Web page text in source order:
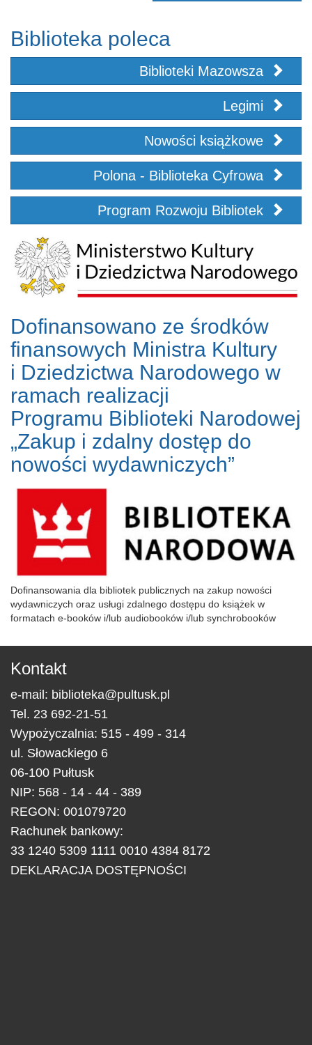
Biblioteka poleca
Biblioteki Mazowsza
Legimi
Nowości książkowe
Polona - Biblioteka Cyfrowa
Program Rozwoju Bibliotek
Dofinansowano ze środków
finansowych Ministra Kultury
i Dziedzictwa Narodowego w
ramach realizacji
Programu Biblioteki Narodowej
„Zakup i zdalny dostęp do
nowości wydawniczych”
Dofinansowania dla bibliotek publicznych na zakup nowości
wydawniczych oraz usługi zdalnego dostępu do książek w
formatach e-booków i/lub audiobooków i/lub synchrobooków
Kontakt
e-mail: biblioteka@pultusk.pl
Tel. 23 692-21-51
Wypożyczalnia: 515 - 499 - 314
ul. Słowackiego 6
06-100 Pułtusk
NIP: 568 - 14 - 44 - 389
REGON: 001079720
Rachunek bankowy:
33 1240 5309 1111 0010 4384 8172
DEKLARACJA DOSTĘPNOŚCI